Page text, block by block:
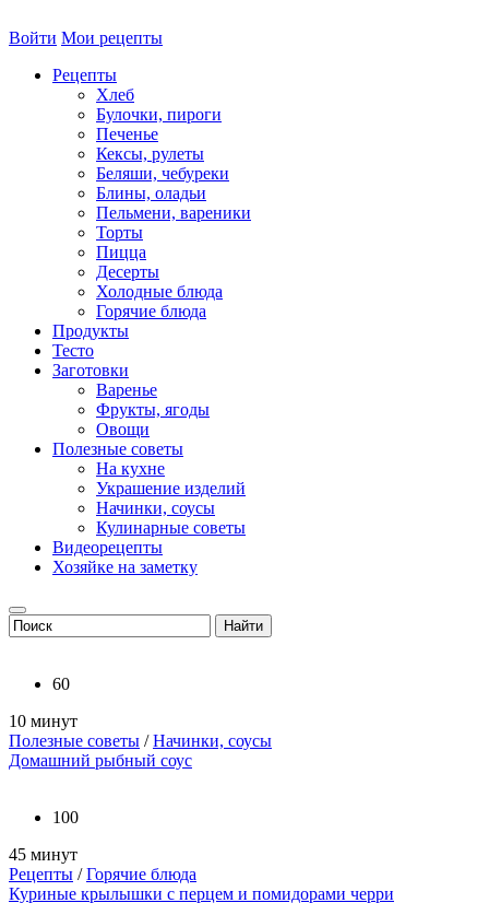
Войти Мои рецепты
Рецепты
Хлеб
Булочки, пироги
Печенье
Кексы, рулеты
Беляши, чебуреки
Блины, оладьи
Пельмени, вареники
Торты
Пицца
Десерты
Холодные блюда
Горячие блюда
Продукты
Тесто
Заготовки
Варенье
Фрукты, ягоды
Овощи
Полезные советы
На кухне
Украшение изделий
Начинки, соусы
Кулинарные советы
Видеорецепты
Хозяйке на заметку
60
10 минут
Полезные советы /Начинки, соусы
Домашний рыбный соус
100
45 минут
Рецепты /Горячие блюда
Куриные крылышки с перцем и помидорами черри